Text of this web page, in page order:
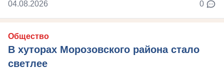
04.08.2026 0
Общество
В хуторах Морозовского района стало
светлее